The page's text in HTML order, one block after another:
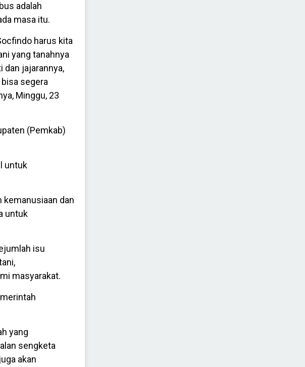
adalah
masa itu.
harus kita
yang tanahnya
dan jajarannya,
segera
Minggu, 23
(Pemkab)
untuk
kemanusiaan dan
untuk
isu
masyarakat.
yang
sengketa
akan